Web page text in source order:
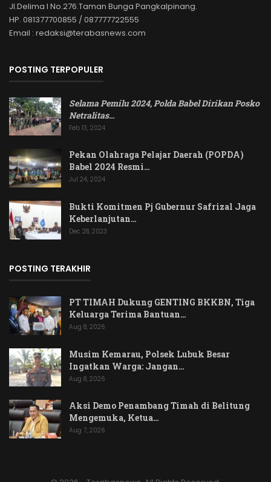
Jl.Delima I No.276.Taman Bunga Pangkalpinang.
HP. 081377700855 / 087777722555
Email : redaksi@terabasnews.com
POSTING TERPOPULER
Selama Pemilu 2024, Polda Babel Dirikan Posko
Netralitas…
Feb 13, 2024
Pekan Olahraga Pelajar Daerah (POPDA)
Babel 2024 Resmi…
Jul 24, 2024
Bukti Komitmen Pj Gubernur Safrizal Jaga
Keberlanjutan…
Dec 28, 2023
POSTING TERAKHIR
PT TIMAH Dukung GENTING BKKBN, Tiga
Keluarga Terima Bantuan…
Aug 8, 2026
Musim Kemarau, Polsek Lubuk Besar
Ingatkan Warga: Jangan…
Aug 8, 2026
Aksi Demo Penambang Timah di Belitung
Mengemuka, Ketua…
Aug 7, 2026